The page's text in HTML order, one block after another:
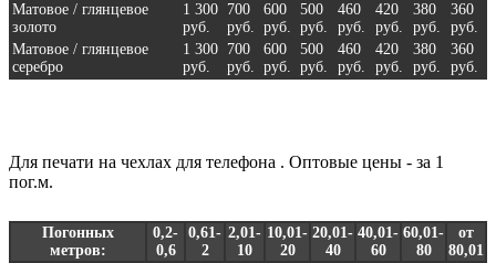
Матовое / глянцевое
золото
1 300
руб.
700
руб.
600
руб.
500
руб.
460
руб.
420
руб.
380
руб.
360
руб.
Матовое / глянцевое
серебро
1 300
руб.
700
руб.
600
руб.
500
руб.
460
руб.
420
руб.
380
руб.
360
руб.
Для печати на чехлах для телефона . Оптовые цены - за 1
пог.м.
Погонных
метров:
0,2-
0,6
0,61-
2
2,01-
10
10,01-
20
20,01-
40
40,01-
60
60,01-
80
от
80,01